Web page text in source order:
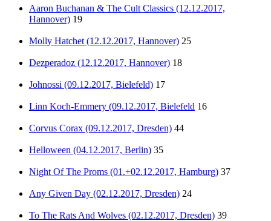
Aaron Buchanan & The Cult Classics (12.12.2017,
Hannover) 19
Molly Hatchet (12.12.2017, Hannover) 25
Dezperadoz (12.12.2017, Hannover) 18
Johnossi (09.12.2017, Bielefeld) 17
Linn Koch-Emmery (09.12.2017, Bielefeld 16
Corvus Corax (09.12.2017, Dresden) 44
Helloween (04.12.2017, Berlin) 35
Night Of The Proms (01.+02.12.2017, Hamburg) 37
Any Given Day (02.12.2017, Dresden) 24
To The Rats And Wolves (02.12.2017, Dresden) 39